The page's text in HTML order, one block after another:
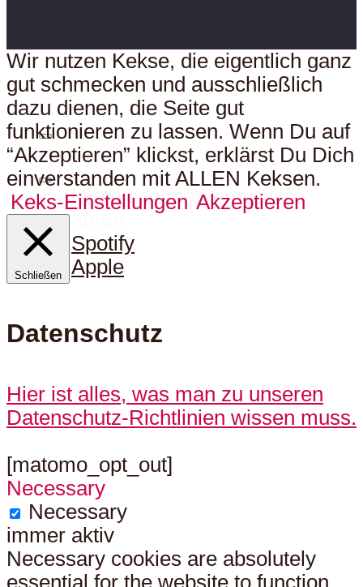
Hier kann man uns auch
Spotify
Apple
Wir nutzen Kekse, die eigentlich ganz
gut schmecken und ausschließlich
dazu dienen, die Seite gut
funktionieren zu lassen. Wenn Du auf
“Akzeptieren” klickst, erklärst Du Dich
einverstanden mit ALLEN Keksen.
Keks-Einstellungen Akzeptieren
Schließen
Datenschutz
Hier ist alles, was man zu unseren
Datenschutz-Richtlinien wissen muss.
[matomo_opt_out]
Necessary
Necessary
immer aktiv
Necessary cookies are absolutely
essential for the website to function